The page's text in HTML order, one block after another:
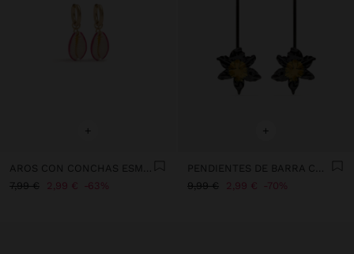
+
AROS CON CONCHAS ESMALTADAS
7,99 €
2,99 € 63%
+
PENDIENTES DE BARRA CON FLOR
9,99 €
2,99 € 70%